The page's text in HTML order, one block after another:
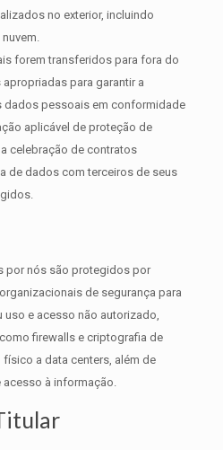
no exterior, incluindo
forem transferidos para fora do
para garantir a
dados pessoais em conformidade
aplicável de proteção de
celebração de contratos
de dados com terceiros de seus
por nós são protegidos por
de segurança para
uso e acesso não autorizado,
firewalls e criptografia de
a data centers, além de
à informação.